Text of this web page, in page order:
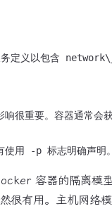
很重要。容器通常会
容器的隔离模型
很有用。主机网络